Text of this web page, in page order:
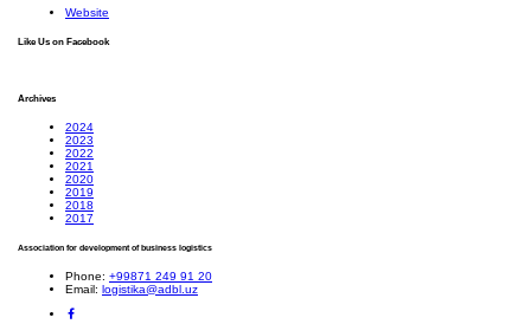
Website
Like Us on Facebook
Archives
2024
2023
2022
2021
2020
2019
2018
2017
Association for development of business logistics
Phone: +99871 249 91 20
Email: logistika@adbl.uz